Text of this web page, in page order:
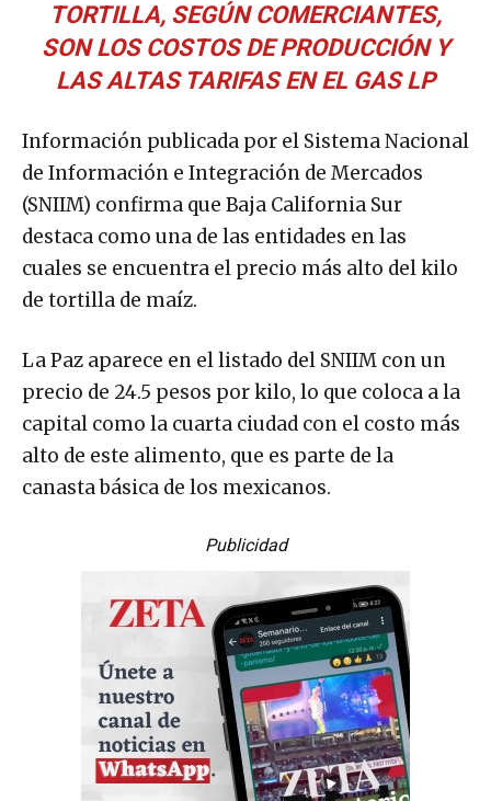
TORTILLA, SEGÚN COMERCIANTES,
SON LOS COSTOS DE PRODUCCIÓN Y
LAS ALTAS TARIFAS EN EL GAS LP
Información publicada por el Sistema Nacional
de Información e Integración de Mercados
(SNIIM) confirma que Baja California Sur
destaca como una de las entidades en las
cuales se encuentra el precio más alto del kilo
de tortilla de maíz.
La Paz aparece en el listado del SNIIM con un
precio de 24.5 pesos por kilo, lo que coloca a la
capital como la cuarta ciudad con el costo más
alto de este alimento, que es parte de la
canasta básica de los mexicanos.
Publicidad